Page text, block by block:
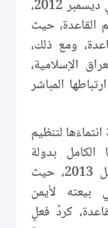
منظمة إرهابية لأول مرة في ديسمبر 2012،
القاعدة، حيث
ومع ذلك،
الإسلامية،
المباشر
لتنظيم
الكامل بدولة
العراق الإسلامية، في أبريل 2013، حيث
بيعته لأيمن
كردِّ فعلٍ